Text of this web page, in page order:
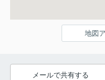
地図
メールで共有する